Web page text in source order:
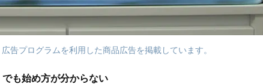
告プログラムを利用した商品広告を掲載しています。
でも始め方が分からない